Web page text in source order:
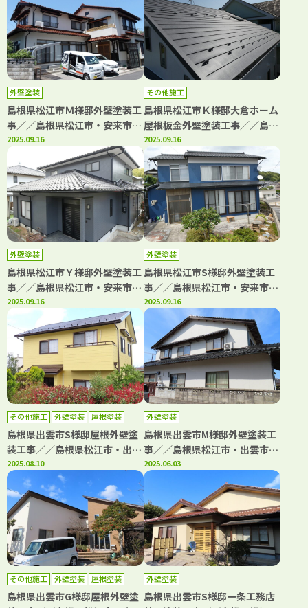
「きじま塗装」
ま塗装」
外壁塗装
島根県松江市Ｍ様邸外壁塗装工
事／／島根県松江市・安来市・
出雲市・大田市・雲南市 鳥取
県米子市・境港市の「きじま塗
装」
2025.09.16
その他施工
島根県松江市Ｋ様邸大倉ホーム
屋根板金外壁塗装工事／／島根
県松江市・安来市・出雲市・大
田市・雲南市 鳥取県米子市・
境港市の「きじま塗装」
2025.09.16
外壁塗装
島根県松江市Ｙ様邸外壁塗装工
事／／島根県松江市・安来市・
出雲市・大田市・雲南市 鳥取
県米子市・境港市の「きじま塗
装」
2025.09.16
外壁塗装
島根県松江市S様邸外壁塗装工
事／／島根県松江市・安来市・
出雲市・大田市・雲南市 鳥取
県米子市・境港市の「きじま塗
2025.09.16
その他施工 外壁塗装 屋根塗装
島根県出雲市S様邸屋根外壁塗
装工事／／島根県松江市・出雲
市・大田市・雲南市・鳥取県米
子市・境港市の「きじま塗装」
2025.08.10
外壁塗装
島根県出雲市M様邸外壁塗装工
事／／島根県松江市・出雲市・
大田市・雲南市・鳥取県米子
市・境港市の「きじま塗装」
2025.06.03
その他施工 外壁塗装 屋根塗装
島根県出雲市G様邸屋根外壁塗
外壁塗装
島根県出雲市S様邸一条工務店